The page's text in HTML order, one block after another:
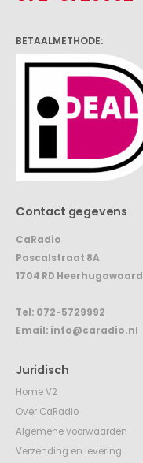
BETAALMETHODE:
Contact gegevens
CaRadio
Pascalstraat 8A
1704 RD Heerhugowaard
Tel: 072-5729992
Email: info@caradio.nl
Juridisch
Home V2
Over CaRadio
Algemene voorwaarden
Verzending en levering